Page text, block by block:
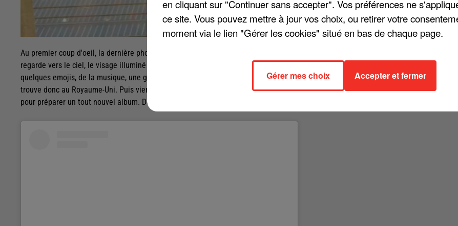
Au premier coup d'oeil, la dernière photo postée par Patrick Bruel sur Instagram ne laisse pas transparaître grand-chose. L'artiste
regarde vers le ciel, le visage illuminé par un coucher de soleil doré. « Fin d'une belle journée », écrit le chanteur. Puis suivent
quelques emojis, de la musique, une guitare, un verre et ... le drapeau anglais, connu sous le nom d' « Union Jack ». Patrick Bruel se
trouve donc au Royaume-Uni. Puis vient le hashtag « #newalbum » et là : plus de doute possible ! Il se trouve sans doute en studio
pour préparer un tout nouvel album. De quoi faire le bonheur de ses fans !
en cliquant sur "Continuer sans accepter". Vos préférences ne
ce site. Vous pouvez mettre à jour vos choix, ou retirer votre
moment via le lien "Gérer les cookies" situé en bas de chaque page.
Gérer mes choix Accepter et fermer